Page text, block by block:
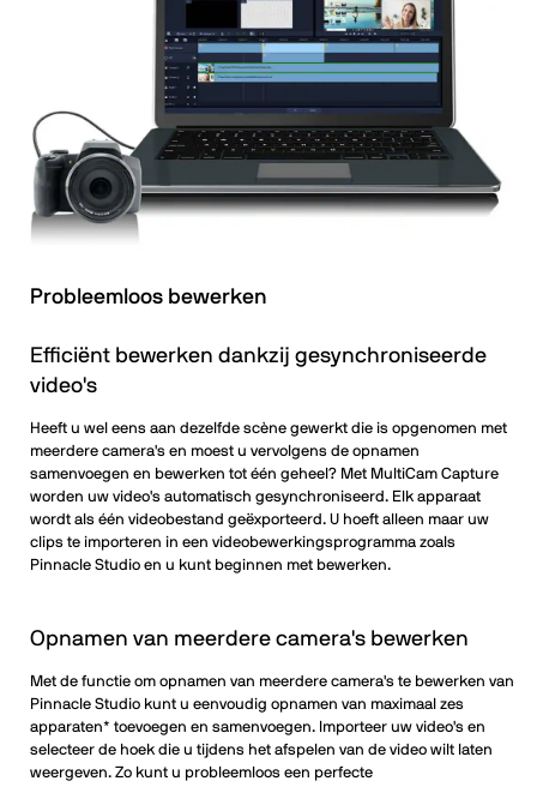
Probleemloos bewerken
Efficiënt bewerken dankzij gesynchroniseerde
video's
Heeft u wel eens aan dezelfde scène gewerkt die is opgenomen met
meerdere camera's en moest u vervolgens de opnamen
samenvoegen en bewerken tot één geheel? Met MultiCam Capture
worden uw video's automatisch gesynchroniseerd. Elk apparaat
wordt als één videobestand geëxporteerd. U hoeft alleen maar uw
clips te importeren in een videobewerkingsprogramma zoals
Pinnacle Studio en u kunt beginnen met bewerken.
Opnamen van meerdere camera's bewerken
Met de functie om opnamen van meerdere camera's te bewerken van
Pinnacle Studio kunt u eenvoudig opnamen van maximaal zes
apparaten* toevoegen en samenvoegen. Importeer uw video's en
selecteer de hoek die u tijdens het afspelen van de video wilt laten
weergeven. Zo kunt u probleemloos een perfecte